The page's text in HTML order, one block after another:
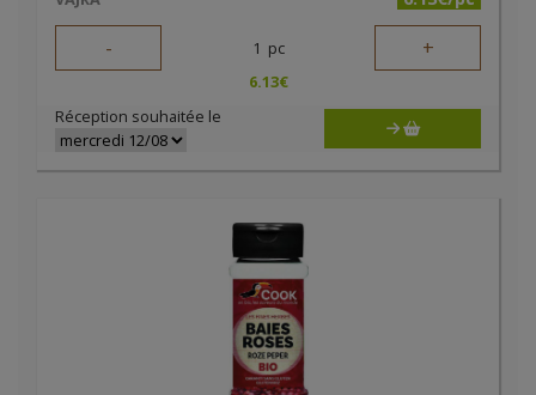
- 1 pc +
6.13€
Réception souhaitée le